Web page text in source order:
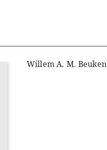
Willem A. M. Beuken